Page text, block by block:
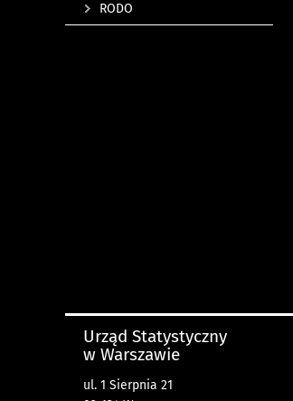
RODO
Urząd Statystyczny
w Warszawie
ul. 1 Sierpnia 21